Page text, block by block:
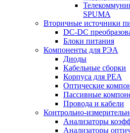
SPUMA
Вторичные источники
DC-DC
Блоки питания
Компоненты для РЭА
Диоды
Кабельные сборки
Корпуса для РЕА
Оптические
Пассивные
Провода и кабели
Контрольно-
Анализаторы
Анализаторы